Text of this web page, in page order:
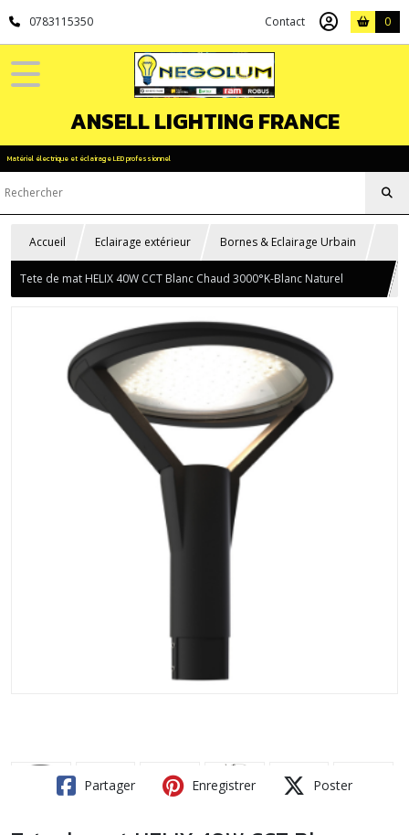
0783115350 Contact 0
ANSELL LIGHTING FRANCE
Matériel électrique et éclairage LED professionnel
Accueil Eclairage extérieur Bornes & Eclairage Urbain
Tete de mat HELIX 40W CCT Blanc Chaud 3000°K-Blanc Naturel
Partager Enregistrer Poster